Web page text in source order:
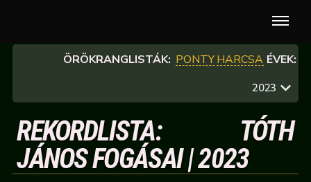
ÖRÖKRANGLISTÁK: PONTYHARCSA ÉVEK:
2023
REKORDLISTA: TÓTH
JÁNOS FOGÁSAI | 2023